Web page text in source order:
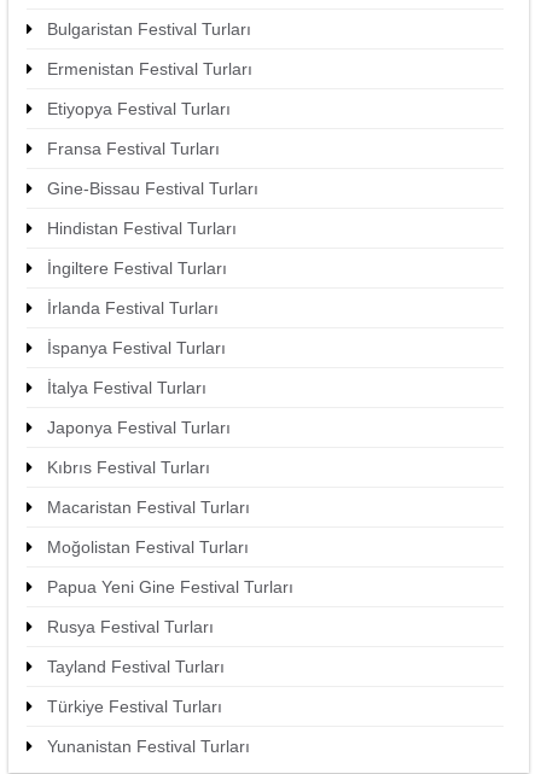
Bulgaristan Festival Turları
Ermenistan Festival Turları
Etiyopya Festival Turları
Fransa Festival Turları
Gine-Bissau Festival Turları
Hindistan Festival Turları
İngiltere Festival Turları
İrlanda Festival Turları
İspanya Festival Turları
İtalya Festival Turları
Japonya Festival Turları
Kıbrıs Festival Turları
Macaristan Festival Turları
Moğolistan Festival Turları
Papua Yeni Gine Festival Turları
Rusya Festival Turları
Tayland Festival Turları
Türkiye Festival Turları
Yunanistan Festival Turları